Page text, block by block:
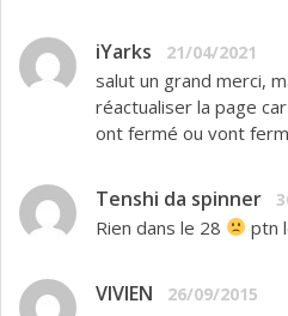
iYarks 21/04/2021
salut un grand merci,
réactualiser la page
ont fermé ou vont
Tenshi da spinner
Rien dans le 28 ptn
VIVIEN 26/09/2015